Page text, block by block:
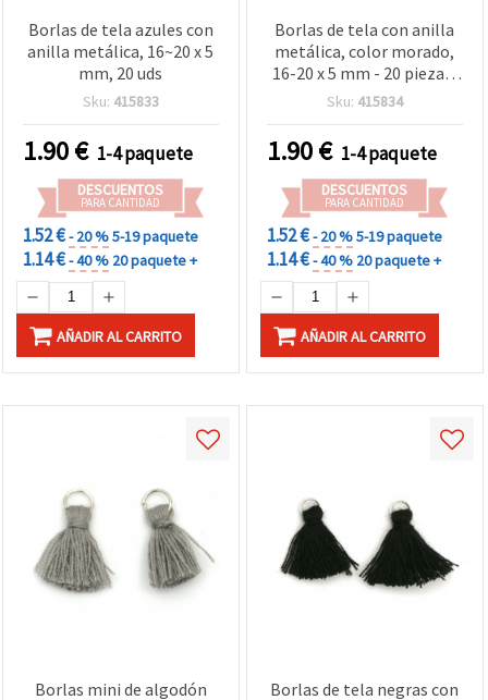
Borlas de tela azules con
anilla metálica, 16~20 x 5
mm, 20 uds
Sku: 415833
1.90€ 1-4 paquete
DESCUENTOS
PARA CANTIDAD
1.52 €- 20 %5-19 paquete
1.14 €- 40 % 20 paquete +
AÑADIR AL CARRITO
Borlas de tela con anilla
metálica, color morado,
16-20 x 5 mm - 20 piezas,
borlas pequeñas para
llaveros, scrapbooking y
manualidades boho DIY
Sku: 415834
1.90€ 1-4 paquete
DESCUENTOS
PARA CANTIDAD
1.52 €- 20 %5-19 paquete
1.14 €- 40 % 20 paquete +
AÑADIR AL CARRITO
Borlas mini de algodón
Borlas de tela negras con